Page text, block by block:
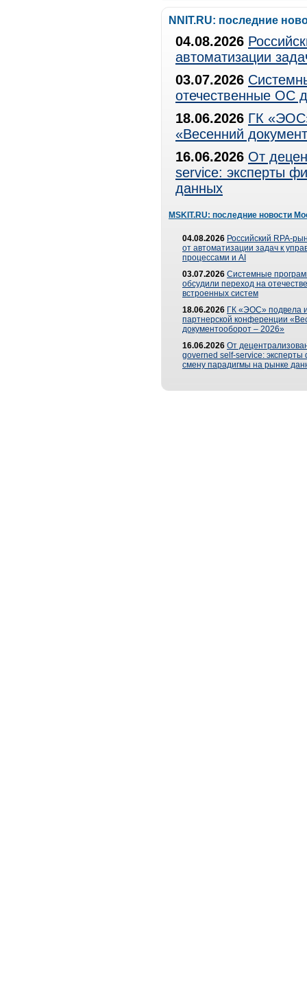
NNIT.RU: последние
04.08.2026
автоматизации
03.07.2026
отечественные ОС
18.06.2026 ГК
«Весенний
16.06.2026 От
service: эксперты
данных
MSKIT.RU: последние новости
04.08.2026 Российский RPA-
от автоматизации задач к
процессами и AI
03.07.2026 Системные
обсудили переход на
встроенных систем
18.06.2026 ГК «ЭОС» подвела
партнерской конференции
документооборот – 2026»
16.06.2026 От
governed self-service: эксперты
смену парадигмы на рынке